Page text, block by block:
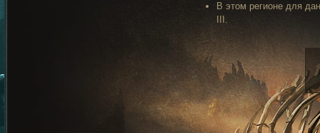
В этом регионе для
III.